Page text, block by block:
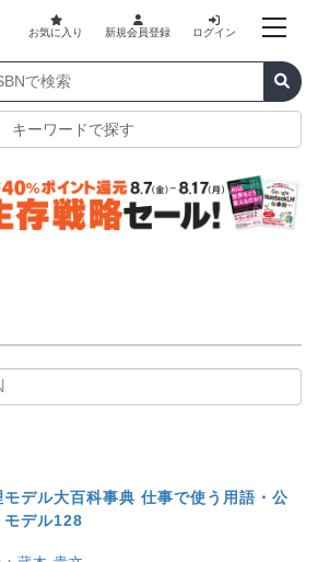
お気に入り 新規会員登録 ログイン
キーワードで探す
モデル大百科事典 仕事で使う用語・公
モデル128